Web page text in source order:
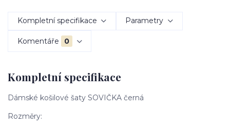
Kompletní specifikace Parametry
Komentáře 0
Kompletní specifikace
Dámské košilové šaty SOVIČKA černá
Rozměry: